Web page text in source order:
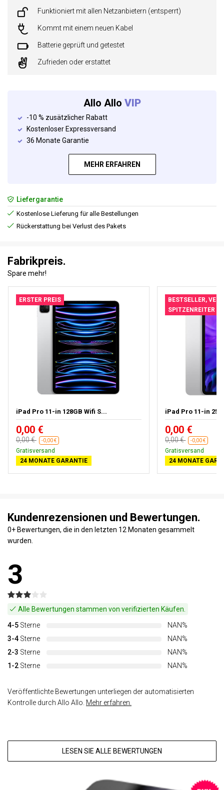
Funktioniert mit allen Netzanbietern (entsperrt)
Kommt mit einem neuen Kabel
Batterie geprüft und getestet
Zufrieden oder erstattet
Allo Allo VIP
-10 % zusätzlicher Rabatt
Kostenloser Expressversand
36 Monate Garantie
MEHR ERFAHREN
Liefergarantie
Kostenlose Lieferung für alle Bestellungen
Rückerstattung bei Verlust des Pakets
Fabrikpreis.
Spare mehr!
ERSTER PREIS
iPad Pro 11-in 128GB Wifi S...
0,00 €
0,00 € -0,00 €
Gratisversand
24 MONATE GARANTIE
BESTSELLER,
SPITZENREITER
iPad Pro 11-in
0,00 €
0,00 € -0,00 €
Gratisversand
24 MONATE
Kundenrezensionen und Bewertungen.
0+ Bewertungen, die in den letzten 12 Monaten gesammelt
wurden.
3
Alle Bewertungen stammen von verifizierten Käufen.
4-5 Sterne
NAN%
3-4 Sterne
NAN%
2-3 Sterne
NAN%
1-2 Sterne NAN%
Veröffentlichte Bewertungen unterliegen der automatisierten
Kontrolle durch Allo Allo. Mehr erfahren.
LESEN SIE ALLE BEWERTUNGEN